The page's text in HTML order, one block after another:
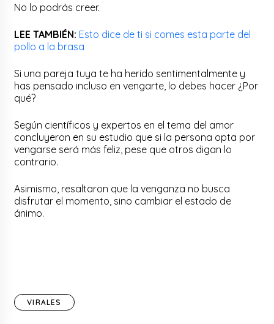
No lo podrás creer.
LEE TAMBIÉN: Esto dice de ti si comes esta parte del
pollo a la brasa
Si una pareja tuya te ha herido sentimentalmente y
has pensado incluso en vengarte, lo debes hacer ¿Por
qué?
Según científicos y expertos en el tema del amor
concluyeron en su estudio que si la persona opta por
vengarse será más feliz, pese que otros digan lo
contrario.
Asimismo, resaltaron que la venganza no busca
disfrutar el momento, sino cambiar el estado de
ánimo.
VIRALES